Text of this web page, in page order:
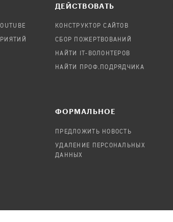
ДЕЙСТВОВАТЬ
КОНСТРУКТОР САЙТОВ
СБОР ПОЖЕРТВОВАНИЙ
НАЙТИ IT-ВОЛОНТЕРОВ
НАЙТИ ПРОФ.ПОДРЯДЧИКА
ФОРМАЛЬНОЕ
ПРЕДЛОЖИТЬ НОВОСТЬ
УДАЛЕНИЕ ПЕРСОНАЛЬНЫХ
ДАННЫХ